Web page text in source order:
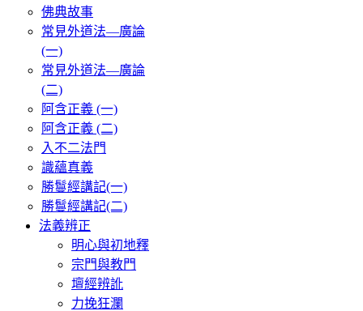
佛典故事
常見外道法—廣論
(一)
常見外道法—廣論
(二)
阿含正義 (一)
阿含正義 (二)
入不二法門
識蘊真義
勝鬘經講記(一)
勝鬘經講記(二)
法義辨正
明心與初地釋
宗門與教門
壇經辨訛
力挽狂瀾